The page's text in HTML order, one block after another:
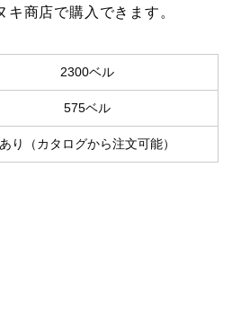
キ商店で購入できます。
2300ベル
575ベル
あり（カタログから注文可能）